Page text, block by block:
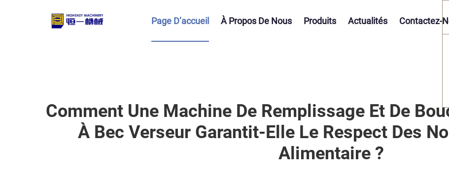
Page D’accueil À Propos De Nous Produits Actualités Contactez-
Comment Une Machine De Remplissage Et De
À Bec Verseur Garantit-Elle Le Respect Des
Alimentaire ?